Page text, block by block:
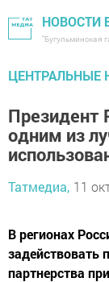
НОВОСТИ
"Бугульминская
ЦЕНТРАЛЬНЫЕ
Президент
одним из
Татмедиа, 11
В регионах
задействовать
партнерства